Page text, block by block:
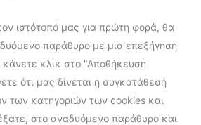
ιστότοπό μας για πρώτη φορά, θα
παράθυρο με μια επεξήγηση
κάνετε κλικ στο "Αποθήκευση
ότι μας δίνεται η συγκατάθεσή
των κατηγοριών των cookies και
στο αναδυόμενο παράθυρο και